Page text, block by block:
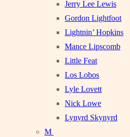
Jerry Lee Lewis
Gordon Lightfoot
Lightnin’ Hopkins
Mance Lipscomb
Little Feat
Los Lobos
Lyle Lovett
Nick Lowe
Lynyrd Skynyrd
M